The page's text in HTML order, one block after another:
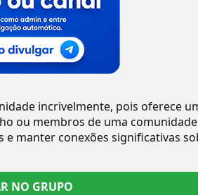
incrivelmente, pois oferece
ou membros de uma
manter conexões significativas
NO GRUPO